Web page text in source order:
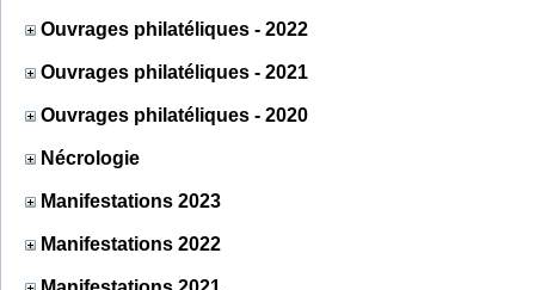
Ouvrages philatéliques - 2022
Ouvrages philatéliques - 2021
Ouvrages philatéliques - 2020
Nécrologie
Manifestations 2023
Manifestations 2022